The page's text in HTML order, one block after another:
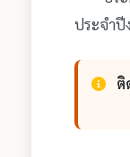
ประจำ
ติ